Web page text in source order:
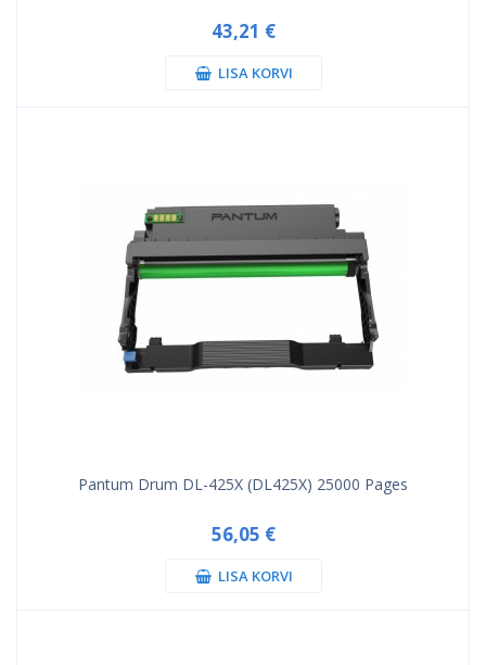
43,21 €
LISA KORVI
Pantum Drum DL-425X (DL425X) 25000 Pages
56,05 €
LISA KORVI